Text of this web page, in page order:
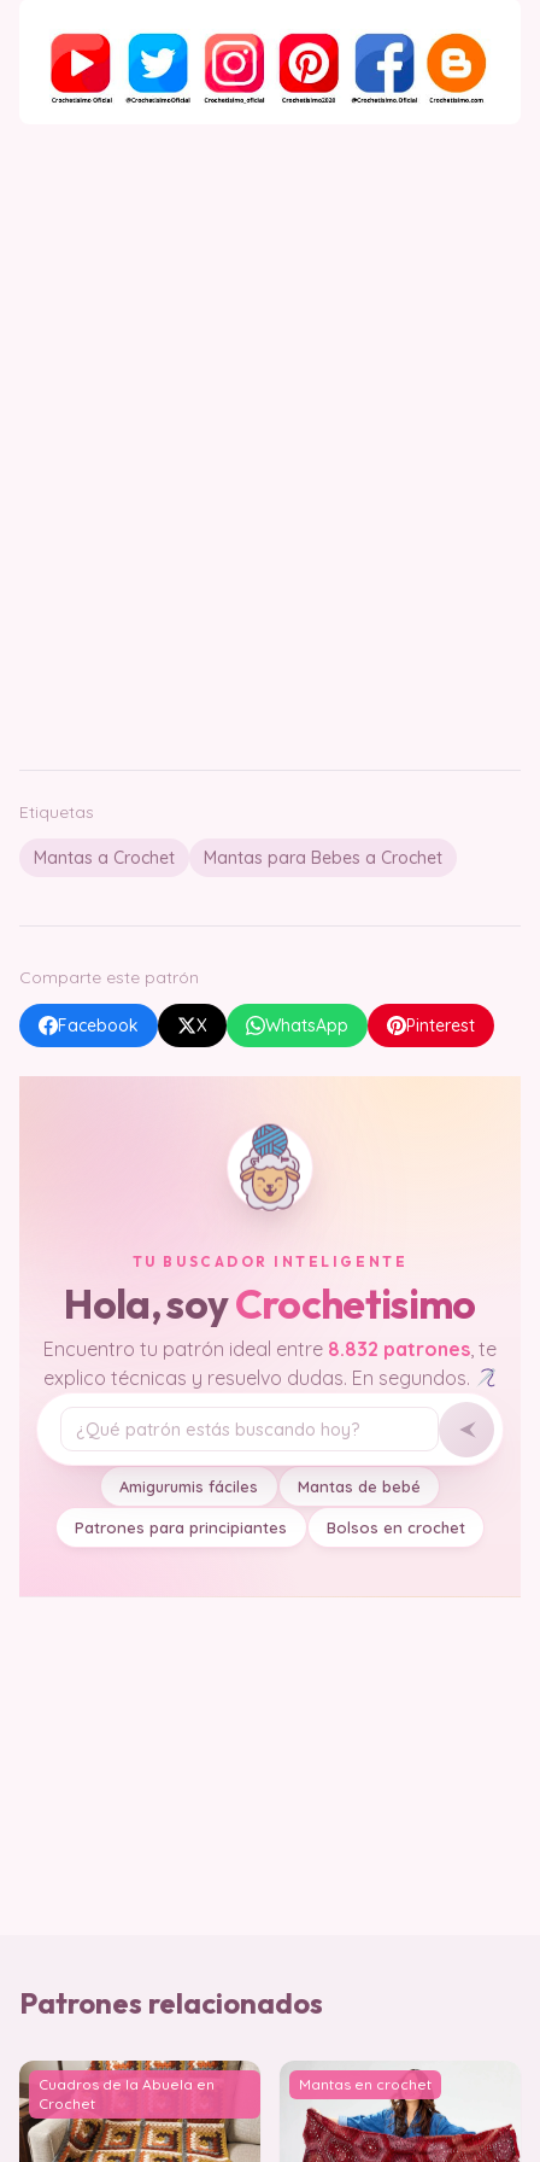
Etiquetas
Mantas a Crochet Mantas para Bebes a Crochet
Comparte este patrón
Facebook X WhatsApp Pinterest
TU BUSCADOR INTELIGENTE
Hola, soyCrochetisimo
Encuentro tu patrón ideal entre 8.832 patrones, te
explico técnicas y resuelvo dudas. En segundos.
Tu pregunta
Amigurumis fáciles Mantas de bebé
Patrones para principiantes Bolsos en crochet
Patrones relacionados
Cuadros de la Abuela en
Crochet
Mantas en crochet